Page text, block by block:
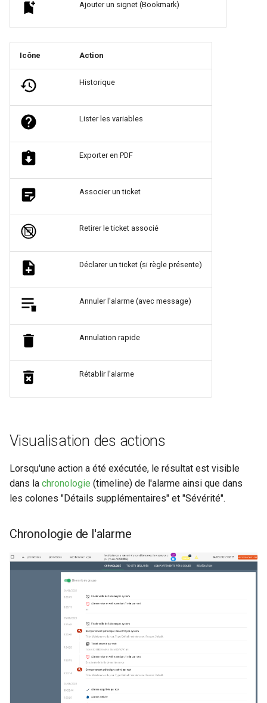
Ajouter un signet (Bookmark)
Icône Action
Historique
Lister les variables
Exporter en PDF
Associer un ticket
Retirer le ticket associé
Déclarer un ticket (si règle présente)
Annuler l'alarme (avec message)
Annulation rapide
Rétablir l'alarme
Visualisation des actions
Lorsqu'une action a été exécutée, le résultat est visible
dans la chronologie (timeline) de l'alarme ainsi que dans
les colones "Détails supplémentaires" et "Sévérité".
Chronologie de l'alarme